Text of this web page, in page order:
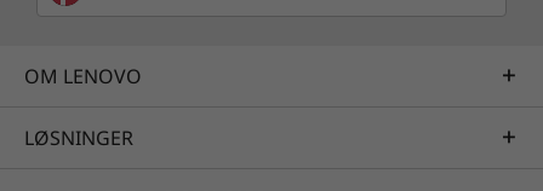
OM LENOVO
LØSNINGER